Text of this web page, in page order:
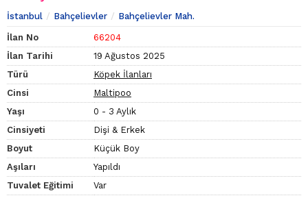
İstanbul Bahçelievler Bahçelievler Mah.
İlan No
66204
İlan Tarihi
19 Ağustos 2025
Türü
Köpek İlanları
Cinsi
Maltipoo
Yaşı
0 - 3 Aylık
Cinsiyeti
Dişi & Erkek
Boyut
Küçük Boy
Aşıları
Yapıldı
Tuvalet Eğitimi
Var